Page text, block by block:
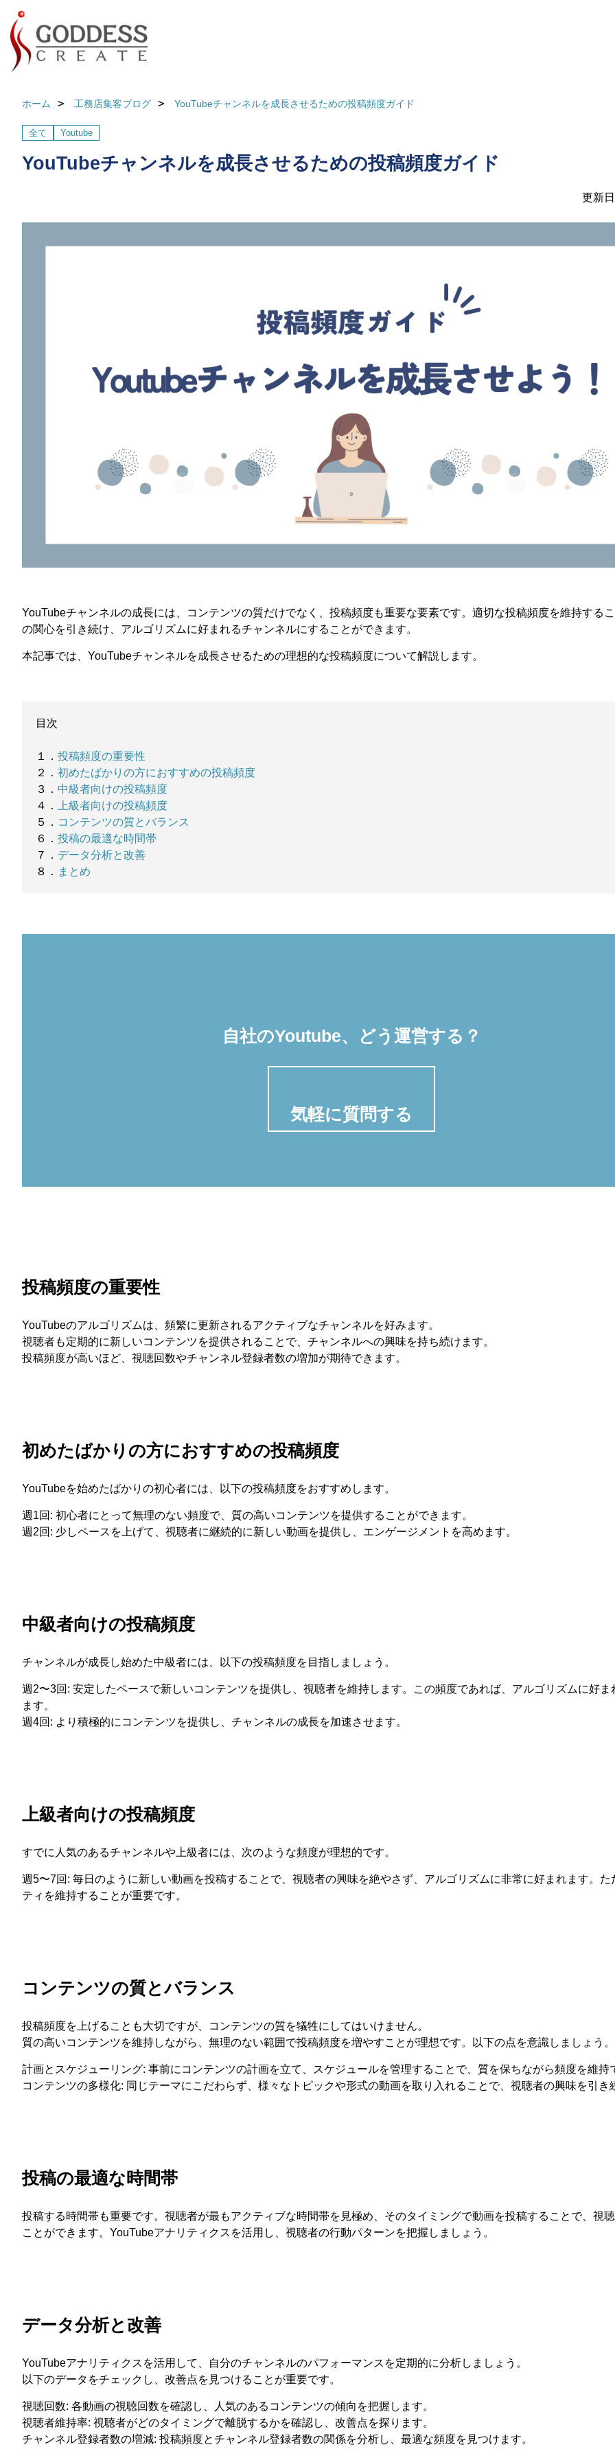
ホーム 工務店集客ブログ YouTubeチャンネルを成長させるための投稿頻度ガイド
全て Youtube
YouTubeチャンネルを成長させるための投稿頻度ガイド
更新
YouTubeチャンネルの成長には、コンテンツの質だけでなく、投稿頻度も重要な要素です。適切な投稿頻度を維持する
の関心を引き続け、アルゴリズムに好まれるチャンネルにすることができます。
本記事では、YouTubeチャンネルを成長させるための理想的な投稿頻度について解説します。
目次
１． 投稿頻度の重要性
２． 初めたばかりの方におすすめの投稿頻度
３． 中級者向けの投稿頻度
４．
上級者向けの投稿頻度
５． コンテンツの質とバランス
６． 投稿の最適な時間帯
７． データ分析と改善
８． まとめ
自社のYoutube、どう運営する？
気軽に質問する
投稿頻度の重要性
YouTubeのアルゴリズムは、頻繁に更新されるアクティブなチャンネルを好みます。
視聴者も定期的に新しいコンテンツを提供されることで、チャンネルへの興味を持ち続けます。
投稿頻度が高いほど、視聴回数やチャンネル登録者数の増加が期待できます。
初めたばかりの方におすすめの投稿頻度
YouTubeを始めたばかりの初心者には、以下の投稿頻度をおすすめします。
週1回: 初心者にとって無理のない頻度で、質の高いコンテンツを提供することができます。
週2回: 少しペースを上げて、視聴者に継続的に新しい動画を提供し、エンゲージメントを高めます。
中級者向けの投稿頻度
チャンネルが成長し始めた中級者には、以下の投稿頻度を目指しましょう。
週2〜3回: 安定したペースで新しいコンテンツを提供し、視聴者を維持します。この頻度であれば、アルゴリズムに好ま
ます。
週4回: より積極的にコンテンツを提供し、チャンネルの成長を加速させます。
上級者向けの投稿頻度
すでに人気のあるチャンネルや上級者には、次のような頻度が理想的です。
週5〜7回: 毎日のように新しい動画を投稿することで、視聴者の興味を絶やさず、アルゴリズムに非常に好まれます。た
ティを維持することが重要です。
コンテンツの質とバランス
投稿頻度を上げることも大切ですが、コンテンツの質を犠牲にしてはいけません。
質の高いコンテンツを維持しながら、無理のない範囲で投稿頻度を増やすことが理想です。以下の点を意識しましょう。
計画とスケジューリング: 事前にコンテンツの計画を立て、スケジュールを管理することで、質を保ちながら頻度を維持
コンテンツの多様化: 同じテーマにこだわらず、様々なトピックや形式の動画を取り入れることで、視聴者の興味を引き
投稿の最適な時間帯
投稿する時間帯も重要です。視聴者が最もアクティブな時間帯を見極め、そのタイミングで動画を投稿することで、視
ことができます。YouTubeアナリティクスを活用し、視聴者の行動パターンを把握しましょう。
データ分析と改善
YouTubeアナリティクスを活用して、自分のチャンネルのパフォーマンスを定期的に分析しましょう。
以下のデータをチェックし、改善点を見つけることが重要です。
視聴回数: 各動画の視聴回数を確認し、人気のあるコンテンツの傾向を把握します。
視聴者維持率: 視聴者がどのタイミングで離脱するかを確認し、改善点を探ります。
チャンネル登録者数の増減: 投稿頻度とチャンネル登録者数の関係を分析し、最適な頻度を見つけます。